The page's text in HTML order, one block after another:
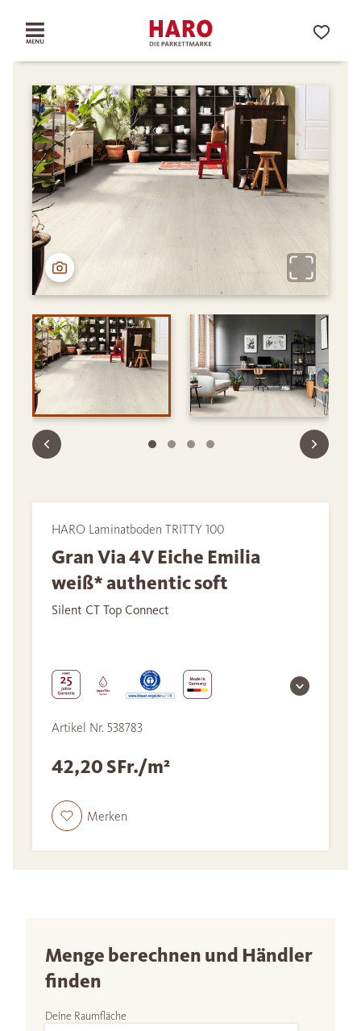
HARO Laminatboden TRITTY 100
Gran Via 4V Eiche Emilia
weiß* authentic soft
Silent CT Top Connect
Artikel Nr. 538783
42,20 SFr./m²
Merken
Menge berechnen und Händler
finden
Deine Raumfläche